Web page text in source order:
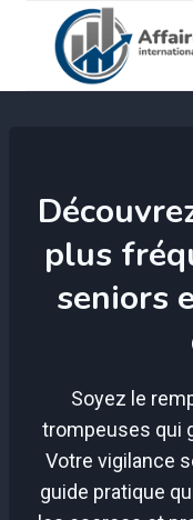
contenu
plus
seniors
Soyez le
trompeuses qui
Votre vigilance
guide pratique